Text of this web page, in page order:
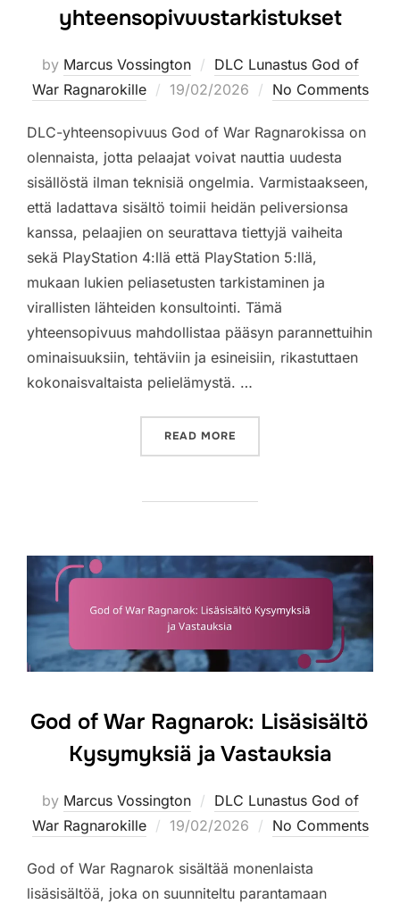
yhteensopivuustarkistukset
by Marcus Vossington
DLC Lunastus God of
War Ragnarokille
Posted
19/02/2026 No Comments
DLC-yhteensopivuus God of War Ragnarokissa on
olennaista, jotta pelaajat voivat nauttia uudesta
sisällöstä ilman teknisiä ongelmia. Varmistaakseen,
että ladattava sisältö toimii heidän peliversionsa
kanssa, pelaajien on seurattava tiettyjä vaiheita
sekä PlayStation 4:llä että PlayStation 5:llä,
mukaan lukien peliasetusten tarkistaminen ja
virallisten lähteiden konsultointi. Tämä
yhteensopivuus mahdollistaa pääsyn parannettuihin
ominaisuuksiin, tehtäviin ja esineisiin, rikastuttaen
kokonaisvaltaista pelielämystä. …
READ MORE
God of War Ragnarok: Lisäsisältö
Kysymyksiä ja Vastauksia
by Marcus Vossington
DLC Lunastus God of
War Ragnarokille
Posted
19/02/2026 No Comments
God of War Ragnarok sisältää monenlaista
lisäsisältöä, joka on suunniteltu parantamaan